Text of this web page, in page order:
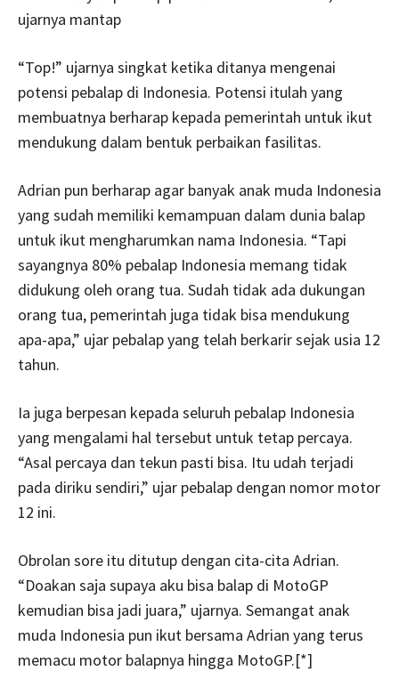
ujarnya mantap
“Top!” ujarnya singkat ketika ditanya mengenai
potensi pebalap di Indonesia. Potensi itulah yang
membuatnya berharap kepada pemerintah untuk ikut
mendukung dalam bentuk perbaikan fasilitas.
Adrian pun berharap agar banyak anak muda Indonesia
yang sudah memiliki kemampuan dalam dunia balap
untuk ikut mengharumkan nama Indonesia. “Tapi
sayangnya 80% pebalap Indonesia memang tidak
didukung oleh orang tua. Sudah tidak ada dukungan
orang tua, pemerintah juga tidak bisa mendukung
apa-apa,” ujar pebalap yang telah berkarir sejak usia 12
tahun.
Ia juga berpesan kepada seluruh pebalap Indonesia
yang mengalami hal tersebut untuk tetap percaya.
“Asal percaya dan tekun pasti bisa. Itu udah terjadi
pada diriku sendiri,” ujar pebalap dengan nomor motor
12 ini.
Obrolan sore itu ditutup dengan cita-cita Adrian.
“Doakan saja supaya aku bisa balap di MotoGP
kemudian bisa jadi juara,” ujarnya. Semangat anak
muda Indonesia pun ikut bersama Adrian yang terus
memacu motor balapnya hingga MotoGP.[*]